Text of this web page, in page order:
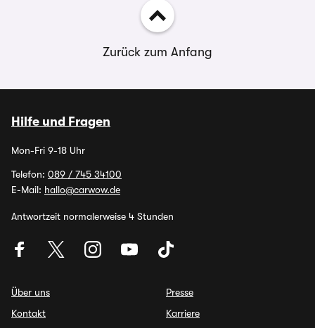
Zurück zum Anfang
Hilfe und Fragen
Mon-Fri 9-18 Uhr
Telefon: 089 / 745 34100
E-Mail: hallo@carwow.de
Antwortzeit normalerweise 4 Stunden
Über uns
Kontakt
Presse
Karriere